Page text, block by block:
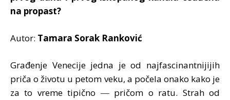
na propast?
Autor: Tamara Sorak Ranković
Građenje Venecije jedna je od najfascinantnijijih
priča o životu u petom veku, a počela onako kako je
za to vreme tipično ― pričom o ratu. Strah od